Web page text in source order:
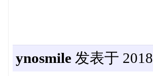
ynosmile发表于